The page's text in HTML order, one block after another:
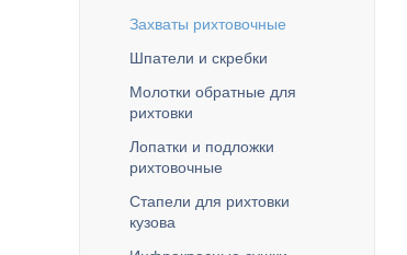
Захваты рихтовочные
Шпатели и скребки
Молотки обратные для
рихтовки
Лопатки и подложки
рихтовочные
Стапели для рихтовки
кузова